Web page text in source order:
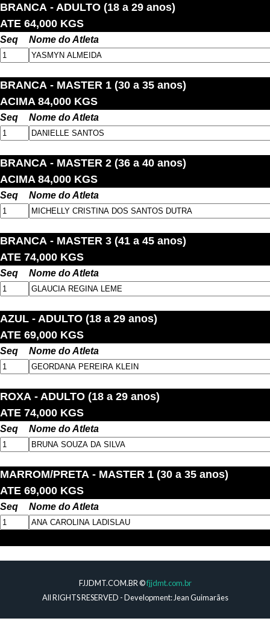
BRANCA - ADULTO (18 a 29 anos)
ATE 64,000 KGS
Seq Nome do Atleta
BRANCA - MASTER 1 (30 a 35 anos)
ACIMA 84,000 KGS
Seq Nome do Atleta
BRANCA - MASTER 2 (36 a 40 anos)
ACIMA 84,000 KGS
Seq Nome do Atleta
BRANCA - MASTER 3 (41 a 45 anos)
ATE 74,000 KGS
Seq Nome do Atleta
AZUL - ADULTO (18 a 29 anos)
ATE 69,000 KGS
Seq Nome do Atleta
ROXA - ADULTO (18 a 29 anos)
ATE 74,000 KGS
Seq Nome do Atleta
MARROM/PRETA - MASTER 1 (30 a 35 anos)
ATE 69,000 KGS
Seq Nome do Atleta
FJJDMT.COM.BR ©fjjdmt.com.br
All RIGHTS RESERVED - Development: Jean Guimarães